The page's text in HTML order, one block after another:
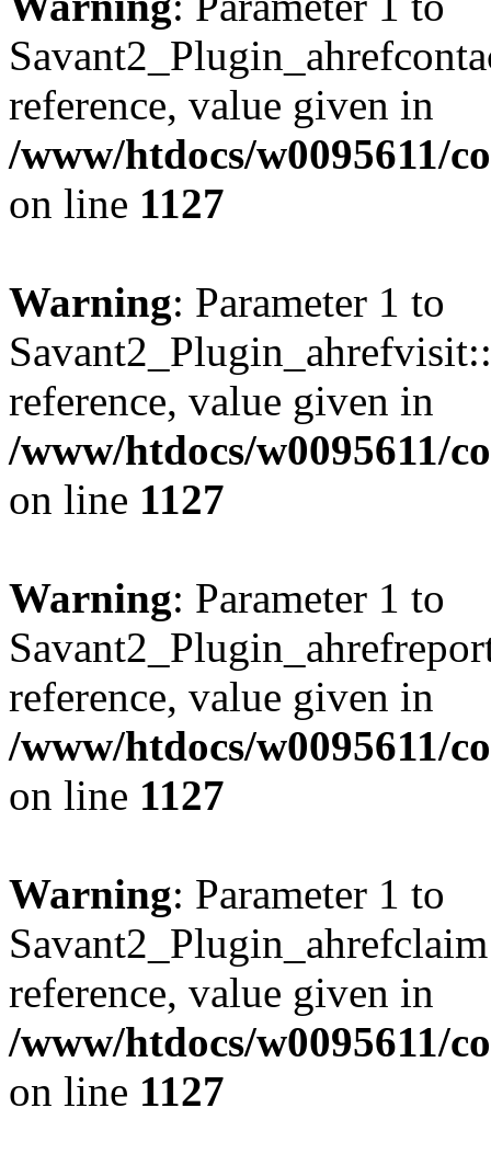
reference, value given in
/www/htdocs/w0095611/
on line 1127
Warning: Parameter 1 to
reference, value given in
/www/htdocs/w0095611/
on line 1127
Warning: Parameter 1 to
reference, value given in
/www/htdocs/w0095611/
on line 1127
Warning: Parameter 1 to
reference, value given in
/www/htdocs/w0095611/
on line 1127